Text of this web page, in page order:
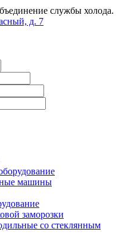
службы холода.
д. 7
машины
заморозки
со стеклянным